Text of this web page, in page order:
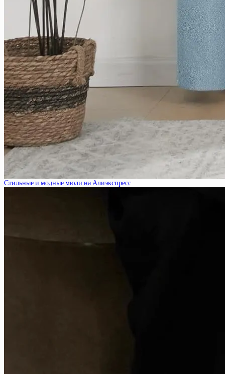
Стильные и модные мюли на Алиэкспресс